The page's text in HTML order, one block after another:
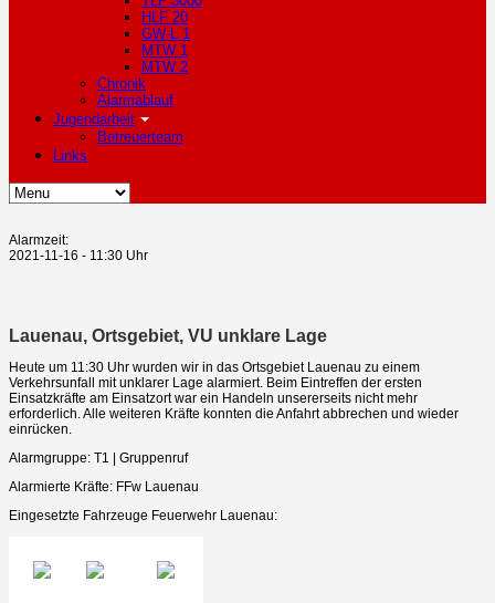
HLF 20
GW-L 1
MTW 1
MTW 2
Chronik
Alarmablauf
Jugendarbeit
Betreuerteam
Links
Alarmzeit:
2021-11-16 - 11:30 Uhr
Lauenau, Ortsgebiet, VU unklare Lage
Heute um 11:30 Uhr wurden wir in das Ortsgebiet Lauenau zu einem
Verkehrsunfall mit unklarer Lage alarmiert. Beim Eintreffen der ersten
Einsatzkräfte am Einsatzort war ein Handeln unsererseits nicht mehr
erforderlich. Alle weiteren Kräfte konnten die Anfahrt abbrechen und wieder
einrücken.
Alarmgruppe: T1 | Gruppenruf
Alarmierte Kräfte: FFw Lauenau
Eingesetzte Fahrzeuge Feuerwehr Lauenau: